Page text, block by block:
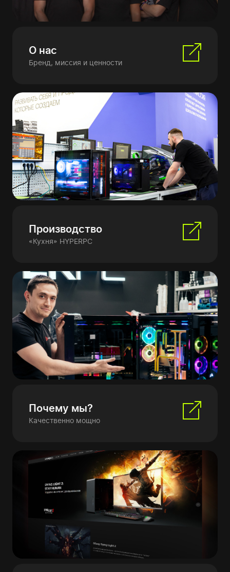
О нас
Бренд, миссия и ценности
Производство
«Кухня» HYPERPC
Почему мы?
Качественно мощно